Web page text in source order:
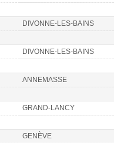
DIVONNE-LES-BAINS
DIVONNE-LES-BAINS
ANNEMASSE
GRAND-LANCY
GENÈVE